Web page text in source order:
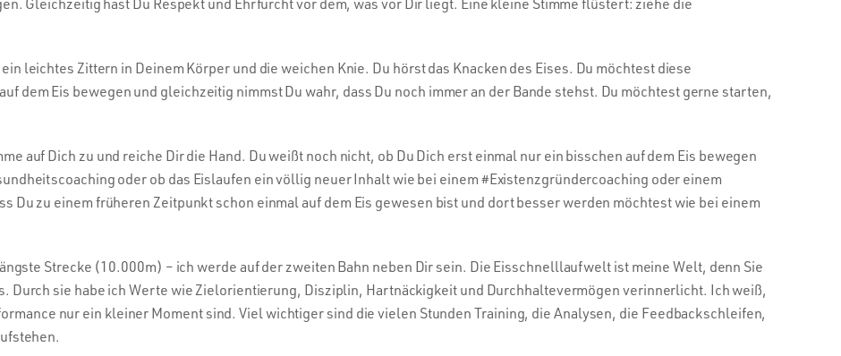
leichtes Zittern in Deinem Körper und die weichen Knie. Du hörst das Knacken des Eises. Du möchtest diese
dem Eis bewegen und gleichzeitig nimmst Du wahr, dass Du noch immer an der Bande stehst. Du möchtest gerne starten,
auf Dich zu und reiche Dir die Hand. Du weißt noch nicht, ob Du Dich erst einmal nur ein bisschen auf dem Eis bewegen
oder ob das Eislaufen ein völlig neuer Inhalt wie bei einem #Existenzgründercoaching oder einem
Du zu einem früheren Zeitpunkt schon einmal auf dem Eis gewesen bist und dort besser werden möchtest wie bei einem
Strecke (10.000m) – ich werde auf der zweiten Bahn neben Dir sein. Die Eisschnelllaufwelt ist meine Welt, denn Sie
Durch sie habe ich Werte wie Zielorientierung, Disziplin, Hartnäckigkeit und Durchhaltevermögen verinnerlicht. Ich weiß,
nur ein kleiner Moment sind. Viel wichtiger sind die vielen Stunden Training, die Analysen, die Feedbackschleifen,